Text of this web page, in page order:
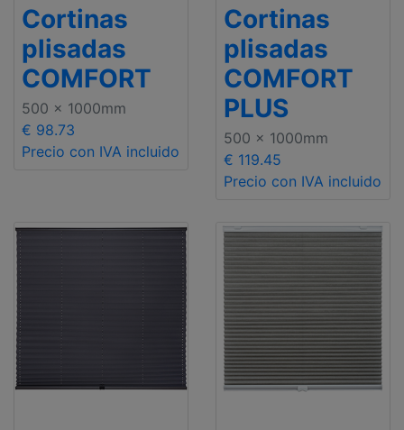
Cortinas
plisadas
COMFORT
500 x 1000mm
€ 98.73
Precio con IVA incluido
Cortinas
plisadas
COMFORT
PLUS
500 x 1000mm
€ 119.45
Precio con IVA incluido